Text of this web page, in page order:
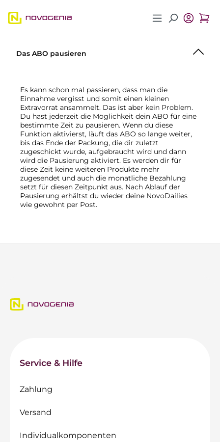
Zum Hauptinhalt springen
Das ABO pausieren
Es kann schon mal passieren, dass man die
Einnahme vergisst und somit einen kleinen
Extravorrat ansammelt. Das ist aber kein Problem.
Du hast jederzeit die Möglichkeit dein ABO für eine
bestimmte Zeit zu pausieren. Wenn du diese
Funktion aktivierst, läuft das ABO so lange weiter,
bis das Ende der Packung, die dir zuletzt
zugeschickt wurde, aufgebraucht wird und dann
wird die Pausierung aktiviert. Es werden dir für
diese Zeit keine weiteren Produkte mehr
zugesendet und auch die monatliche Bezahlung
setzt für diesen Zeitpunkt aus. Nach Ablauf der
Pausierung erhältst du wieder deine NovoDailies
wie gewohnt per Post.
Service & Hilfe
Zahlung
Versand
Individualkomponenten